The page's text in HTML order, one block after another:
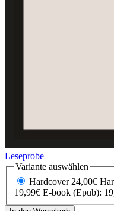
Leseprobe
Variante auswählen
Hardcover 24,00€
19,99€ E-book (Epub):